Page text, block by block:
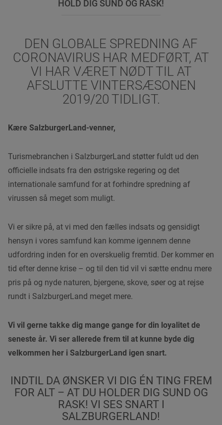
HOLD DIG SUND OG RASK!
DEN GLOBALE SPREDNING AF
CORONAVIRUS HAR MEDFØRT, AT
VI HAR VÆRET NØDT TIL AT
AFSLUTTE VINTERSÆSONEN
2019/20 TIDLIGT.
Kære SalzburgerLand-venner,
Turismebranchen i SalzburgerLand støtter fuldt ud den
officielle indsats fra den østrigske regering og det
internationale samfund for at forhindre spredning af
virussen så meget som muligt.
Vi er sikre på, at vi med den fælles indsats og gensidigt
hensyn i vores samfund kan komme igennem denne
udfordring inden for en overskuelig fremtid. Der kommer en
tid efter denne krise – og til den tid vil vi sætte endnu mere
pris på og nyde naturen, bjergene, skove, søer og at rejse
rundt i SalzburgerLand meget mere.
Vi vil gerne takke dig mange gange for din loyalitet de
seneste år. Vi ser allerede frem til at kunne byde dig
velkommen her i SalzburgerLand igen snart.
INDTIL DA ØNSKER VI DIG ÉN TING FREM
FOR ALT – AT DU HOLDER DIG SUND OG
RASK! VI SES SNART I
SALZBURGERLAND!